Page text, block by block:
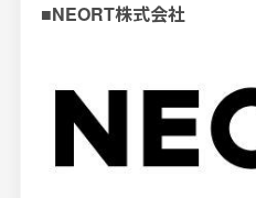
■NEORT株式会社